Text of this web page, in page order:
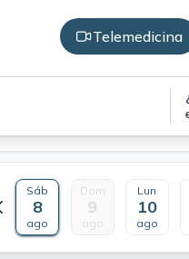
Telemedicina
Sáb
8
ago
Dom
9
ago
Lun
10
ago